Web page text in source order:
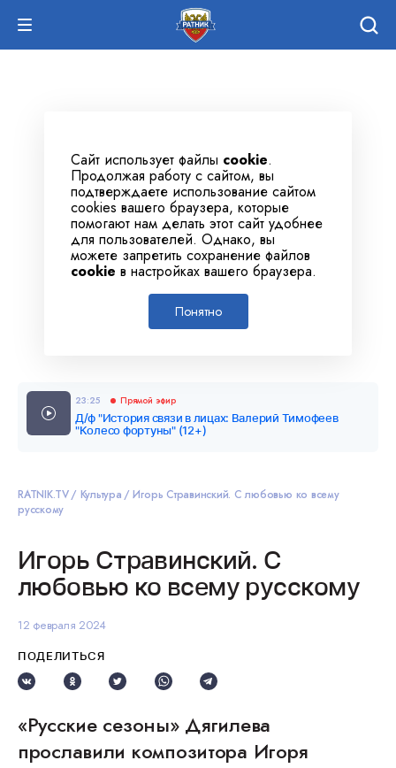
Сайт использует файлы cookie.
Продолжая работу с сайтом, вы
подтверждаете использование сайтом
cookies вашего браузера, которые
помогают нам делать этот сайт удобнее
для пользователей. Однако, вы
можете запретить сохранение файлов
cookie в настройках вашего браузера.
Понятно
23:25 Прямой эфир
Д/ф "История связи в лицах: Валерий Тимофеев
"Колесо фортуны" (12+)
RATNIK.TV Культура
Игорь Стравинский. С любовью ко всему
русскому
Игорь Стравинский. С
любовью ко всему русскому
12 февраля 2024
ПОДЕЛИТЬСЯ
«Русские сезоны» Дягилева
прославили композитора Игоря